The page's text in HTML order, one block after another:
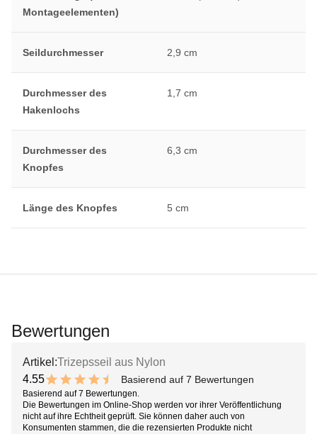
Montageelementen)
Seildurchmesser 2,9 cm
Durchmesser des
Hakenlochs
1,7 cm
Durchmesser des
Knopfes
6,3 cm
Länge des Knopfes 5 cm
Bewertungen
Artikel:Trizepsseil aus Nylon
4.55
9.1 out of 10 stars
Basierend auf 7 Bewertungen
Basierend auf 7 Bewertungen.
Die Bewertungen im Online-Shop werden vor ihrer Veröffentlichung
nicht auf ihre Echtheit geprüft. Sie können daher auch von
Konsumenten stammen, die die rezensierten Produkte nicht